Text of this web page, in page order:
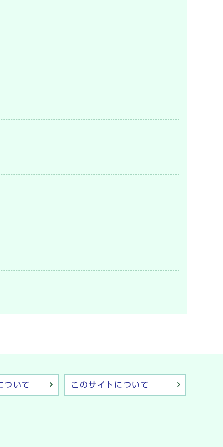
ついて このサイトについて